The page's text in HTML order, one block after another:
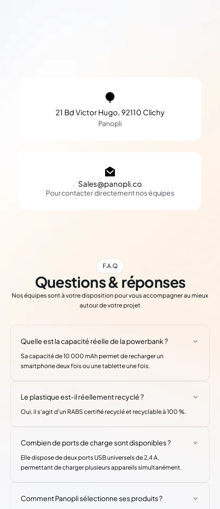
21 Bd Victor Hugo, 92110 Clichy
Panopli
Sales@panopli.co
Pour contacter directement nos équipes
F.A.Q
Questions & réponses
Nos équipes sont à votre disposition pour vous accompagner au mieux
autour de votre projet
Quelle est la capacité réelle de la powerbank ?
Sa capacité de 10 000 mAh permet de recharger un
smartphone deux fois ou une tablette une fois.
Le plastique est-il réellement recyclé ?
Oui, il s'agit d'un RABS certifié recyclé et recyclable à 100 %.
Combien de ports de charge sont disponibles ?
Elle dispose de deux ports USB universels de 2,4 A,
permettant de charger plusieurs appareils simultanément.
Comment Panopli sélectionne ses produits ?